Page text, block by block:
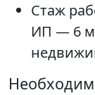
Стаж
ИП — 6